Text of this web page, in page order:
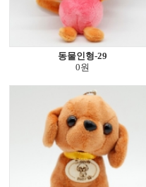
동물인형-29
0원